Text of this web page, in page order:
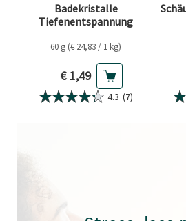
Badekristalle
Tiefenentspannung
60 g (€ 24,83 / 1 kg)
Aktueller Preis
€ 1,49
4.3 (7)